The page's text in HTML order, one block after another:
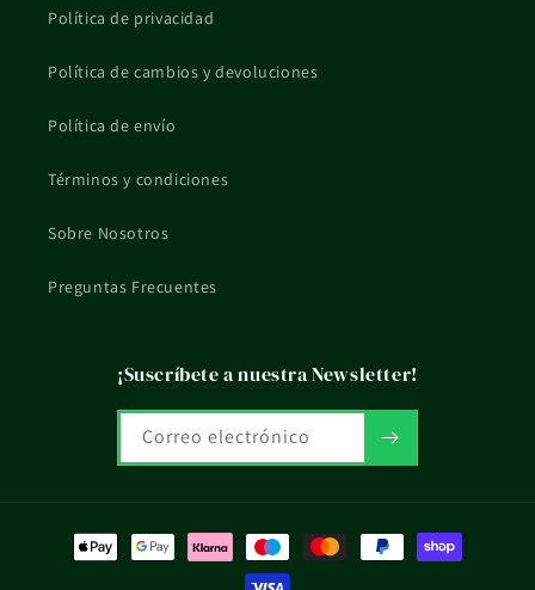
Política de privacidad
Política de cambios y devoluciones
Política de envío
Términos y condiciones
Sobre Nosotros
Preguntas Frecuentes
¡Suscríbete a nuestra Newsletter!
Correo electrónico
Formas